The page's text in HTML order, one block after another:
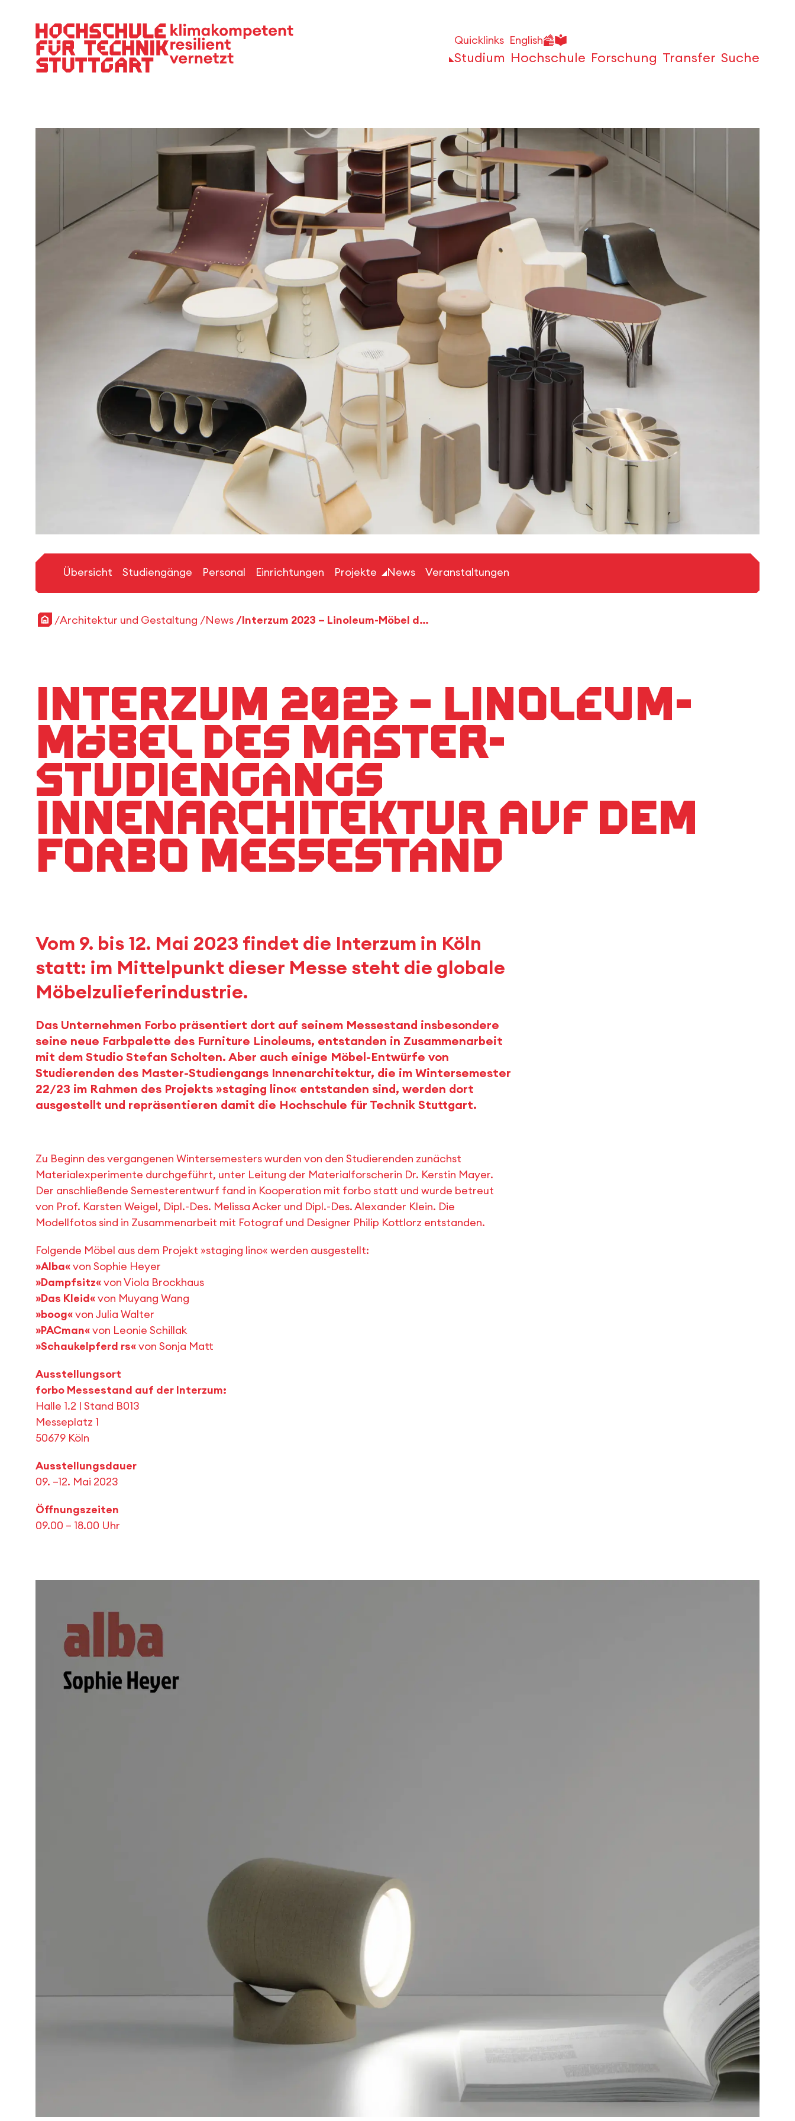
Hauptnavigation
Quicklinks English
Studium Hochschule Forschung Transfer Suche
Übersicht Studiengänge Personal Einrichtungen Projekte News Veranstaltungen
Startseite
Architektur und Gestaltung News Interzum 2023 – Linoleum-Möbel des Master-Studiengangs Innenarchitektur auf dem forbo Messestand
Interzum 2023 – Linoleum-
Möbel des Master-
Studiengangs
Innenarchitektur auf dem
forbo Messestand
Vom 9. bis 12. Mai 2023 findet die Interzum in Köln
statt: im Mittelpunkt dieser Messe steht die globale
Möbelzulieferindustrie.
Das Unternehmen Forbo präsentiert dort auf seinem Messestand insbesondere
seine neue Farbpalette des Furniture Linoleums, entstanden in Zusammenarbeit
mit dem Studio Stefan Scholten. Aber auch einige Möbel-Entwürfe von
Studierenden des Master-Studiengangs Innenarchitektur, die im Wintersemester
22/23 im Rahmen des Projekts »staging lino« entstanden sind, werden dort
ausgestellt und repräsentieren damit die Hochschule für Technik Stuttgart.
Zu Beginn des vergangenen Wintersemesters wurden von den Studierenden zunächst
Materialexperimente durchgeführt, unter Leitung der Materialforscherin Dr. Kerstin Mayer.
Der anschließende Semesterentwurf fand in Kooperation mit forbo statt und wurde betreut
von Prof. Karsten Weigel, Dipl.-Des. Melissa Acker und Dipl.-Des. Alexander Klein. Die
Modellfotos sind in Zusammenarbeit mit Fotograf und Designer Philip Kottlorz entstanden.
Folgende Möbel aus dem Projekt »staging lino« werden ausgestellt:
»Alba«von Sophie Heyer
»Dampfsitz«von Viola Brockhaus
»Das Kleid«von Muyang Wang
»boog«von Julia Walter
»PACman«von Leonie Schillak
»Schaukelpferd rs«von Sonja Matt
Ausstellungsort
forbo Messestand auf der Interzum:
Halle 1.2 | Stand B013
Messeplatz 1
50679 Köln
Ausstellungsdauer
09. –12. Mai 2023
Öffnungszeiten
09.00 – 18.00 Uhr